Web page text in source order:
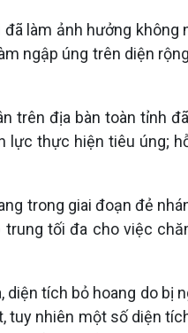
làm ảnh hưởng
ngập úng trên diện
trên địa bàn toàn tỉnh
thực hiện tiêu úng;
trong giai đoạn đẻ
tối đa cho việc
tích bỏ hoang do bị
nhiên một số diện